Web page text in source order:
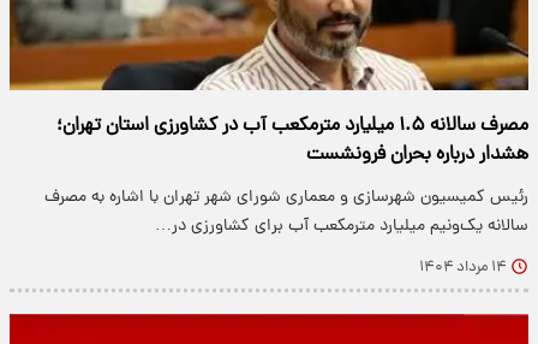
مصرف سالانه ۱.۵ میلیارد مترمکعب آب در کشاورزی استان تهران؛
هشدار درباره بحران فرونشست
رئیس کمیسیون شهرسازی و معماری شورای شهر تهران با اشاره به مصرف
سالانه یک‌ونیم میلیارد مترمکعب آب برای کشاورزی در…
۱۴ مرداد ۱۴۰۴